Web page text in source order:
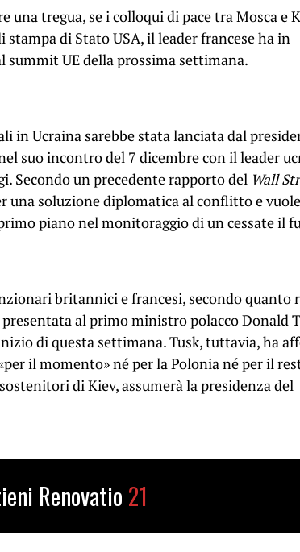
una tregua, se i colloqui di pace tra Mosca e
stampa di Stato USA, il leader francese ha in
summit UE della prossima settimana.
in Ucraina sarebbe stata lanciata dal
suo incontro del 7 dicembre con il leader
Secondo un precedente rapporto del Wall
una soluzione diplomatica al conflitto e
piano nel monitoraggio di un cessate il
britannici e francesi, secondo
presentata al primo ministro polacco Donald
di questa settimana. Tusk, tuttavia, ha
il momento» né per la Polonia né per il
di Kiev, assumerà la presidenza del
Renovatio 21